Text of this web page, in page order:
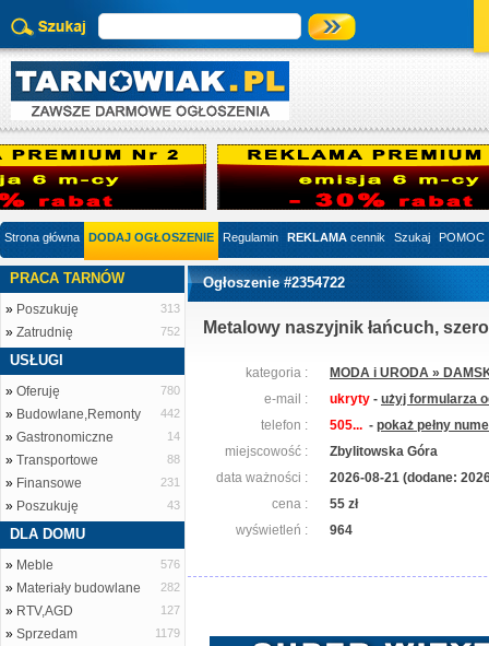
Strona główna DODAJ OGŁOSZENIE Regulamin REKLAMA cennik Szukaj POMOC
PRACA TARNÓW
» Poszukuję 313
» Zatrudnię 752
USŁUGI
» Oferuję 780
» Budowlane,Remonty 442
» Gastronomiczne 14
» Transportowe 88
» Finansowe 231
» Poszukuję 43
DLA DOMU
» Meble 576
» Materiały budowlane 282
» RTV,AGD 127
» Sprzedam 1179
Ogłoszenie #2354722
Metalowy naszyjnik łańcuch,
kategoria :
MODA i URODA »
e-mail :
ukryty - użyj formularza
telefon :
505... - pokaż pełny
miejscowość :
Zbylitowska Góra
data ważności :
2026-08-21 (dodane:
cena :
55 zł
wyświetleń :
964